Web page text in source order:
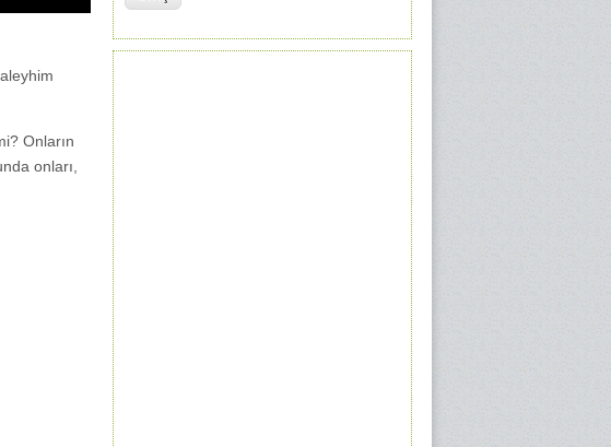
Onların
onları,